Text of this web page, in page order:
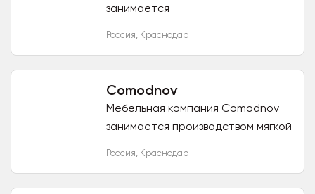
занимается
ремонтом мягкой мебели любой
Россия, Краснодар
Comodnov
Мебельная компания Comodnov
занимается производством мягкой
диваны, кресла, кровати и другие
Россия, Краснодар